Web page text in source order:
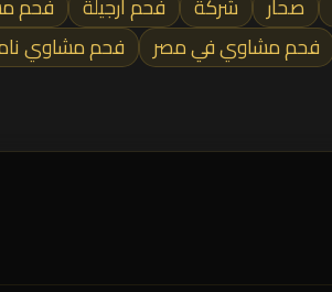
فحم مشاوي في مصر
فحم مشاوي